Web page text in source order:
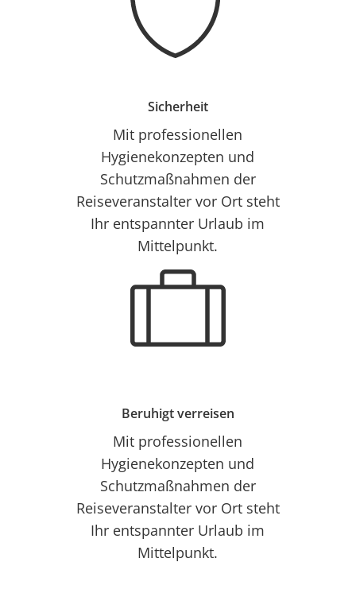
Sicherheit
Mit professionellen
Hygienekonzepten und
Schutzmaßnahmen der
Reiseveranstalter vor Ort steht
Ihr entspannter Urlaub im
Mittelpunkt.
Beruhigt verreisen
Mit professionellen
Hygienekonzepten und
Schutzmaßnahmen der
Reiseveranstalter vor Ort steht
Ihr entspannter Urlaub im
Mittelpunkt.